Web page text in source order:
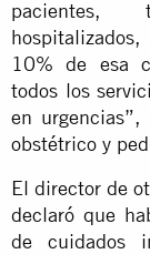
pacientes,
10% de esa
todos los
en
obstétrico y
El director de
declaró que
de cuidados